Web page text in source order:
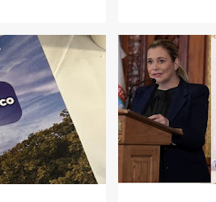
4T ESTADOS